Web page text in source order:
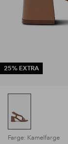
25% EXTRA
Farge: Kamelfarge